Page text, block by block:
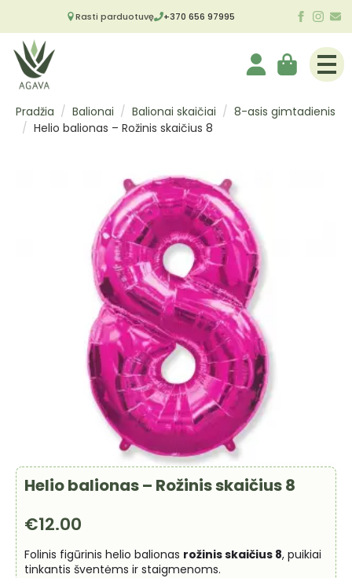
Rasti parduotuvę +370 656 97995
Pradžia Balionai Balionai skaičiai
8-asis gimtadienis
Helio balionas – Rožinis skaičius 8
Helio balionas – Rožinis skaičius 8
€12.00
Folinis figūrinis helio balionas rožinis skaičius 8, puikiai
tinkantis šventėms ir staigmenoms.